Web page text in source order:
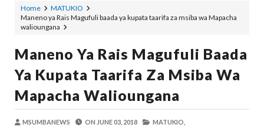
RAIS SAMIA, MUSEVEN
BRELA YATOA ELIMU YA URASIMISHAJI
Alex Sonna -Aug 06 2026
DC Mtambule Ataka Watu Wafichue
OSCAR ASSENGA -Aug 06 2026
Zawadi-Aug 06 2026
Home
MATUKIO
Maneno ya Rais Magufuli baada ya kupata taarifa za msiba wa Mapacha
walioungana
Maneno Ya Rais Magufuli Baada
Ya Kupata Taarifa Za Msiba Wa
Mapacha Walioungana
MSUMBANEWS ON JUNE 03, 2018 MATUKIO,